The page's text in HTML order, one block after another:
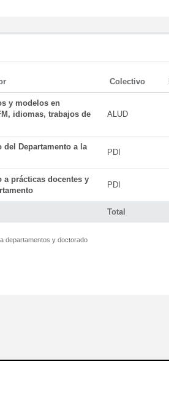
Colectivo
Total
y modelos en
idiomas, trabajos de
ALUD
Departamento a la
PDI
prácticas docentes y
PDI
departamentos y doctorado